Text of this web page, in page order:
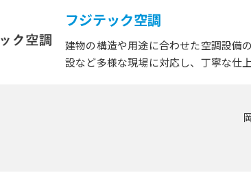
フジテック空調
建物の構造や用途に合わせた空調設備
設など多様な現場に対応し、丁寧な仕